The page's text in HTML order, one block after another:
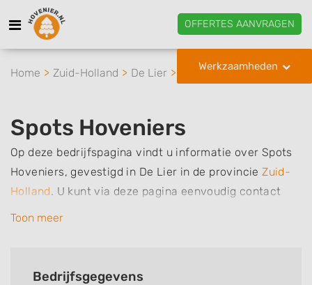
OFFERTES AANVRAGEN
Werkzaamheden
Home Zuid-Holland De Lier Spots Hoveniers
Spots Hoveniers
Op deze bedrijfspagina vindt u informatie over Spots
Hoveniers, gevestigd in De Lier in de provincie Zuid-
Holland. U kunt via deze pagina eenvoudig contact
met het bedrijf opnemen door te bellen of een bericht
welke zaken Spots Hoveniers voor u kan verzorgen.
Toon meer
Bedrijfsgegevens